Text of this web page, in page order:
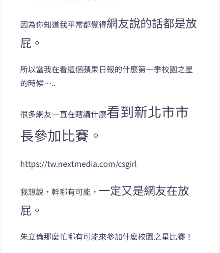
因為你知道我平常都覺得網友說的話都是放
屁。
所以當我在看這個蘋果日報的什麼第一季校園之星
的時候…..
很多網友一直在瞎講什麼看到新北市市
長參加比賽。
https://tw.nextmedia.com/csgirl
我想說，幹哪有可能， 一定又是網友在放
屁。
朱立倫那麼忙哪有可能來參加什麼校園之星比賽！